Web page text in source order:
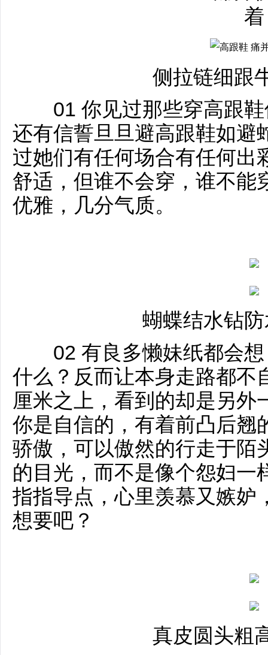
侧拉链细跟
01 你见过那些穿高跟鞋
还有信誓旦旦避高跟鞋如避
过她们有任何场合有任何出
舒适，但谁不会穿，谁不能
优雅，几分气质。
蝴蝶结水钻
02 有良多懒妹纸都会想
什么？反而让本身走路都不
厘米之上，看到的却是另外
你是自信的，有着前凸后翘
骄傲，可以傲然的行走于陌
的目光，而不是像个怨妇一
指指导点，心里羡慕又嫉妒
想要吧？
真皮圆头粗